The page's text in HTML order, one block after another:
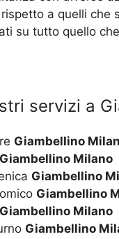
a quelli
su tutto quello
servizi a
Giambellino
Giambellino Milano
Giambellino
Giambellino
Giambellino Milano
Giambellino